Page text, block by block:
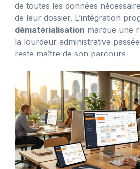
de toutes les données
de leur dossier. L’intégration
dématérialisation marque une
la lourdeur administrative
reste maître de son parcours.